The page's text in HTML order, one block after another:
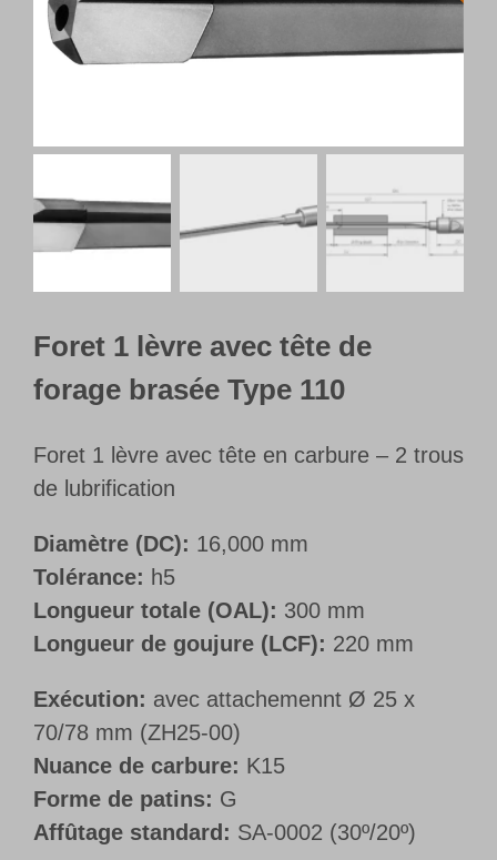
Français
Foret 1 lèvre avec tête de
forage brasée Type 110
Foret 1 lèvre avec tête en carbure – 2 trous
de lubrification
Diamètre (DC): 16,000 mm
Tolérance: h5
Longueur totale (OAL): 300 mm
Longueur de goujure (LCF): 220 mm
Exécution: avec attachemennt Ø 25 x
70/78 mm (ZH25-00)
Nuance de carbure: K15
Forme de patins: G
Affûtage standard: SA-0002 (30º/20º)